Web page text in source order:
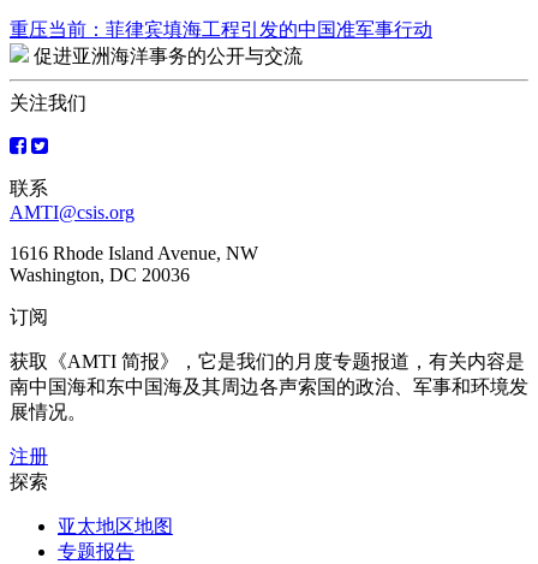
文
章
导
航
重压当前：菲律宾填海工程引发的中国准军事行动
促进亚洲海洋事务的公开与交流
关注我们
联系
AMTI@csis.org
1616 Rhode Island Avenue, NW
Washington, DC 20036
订阅
获取《AMTI 简报》，它是我们的月度专题报道，有关内容是
南中国海和东中国海及其周边各声索国的政治、军事和环境发
展情况。
注册
探索
亚太地区地图
专题报告